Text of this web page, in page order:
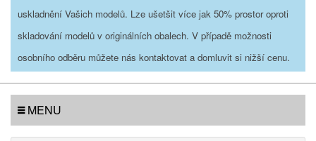
uskladnění Vašich modelů. Lze ušetšit více jak 50% prostor oproti
skladování modelů v originálních obalech. V případě možnosti
osobního odběru můžete nás kontaktovat a domluvit si nižší cenu.
MENU